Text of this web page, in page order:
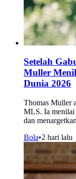
Setelah
Muller
Dunia 2026
Thomas Muller
MLS. Ia menilai
dan
Bola•2 hari lalu